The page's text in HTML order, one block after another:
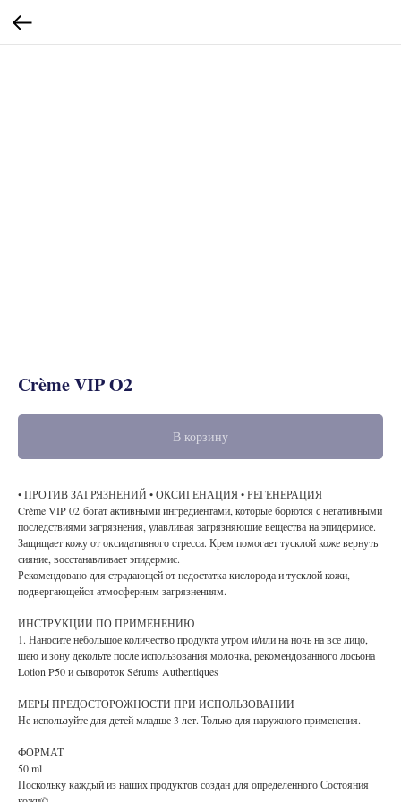
Crème VIP O2
В корзину
• ПРОТИВ ЗАГРЯЗНЕНИЙ • ОКСИГЕНАЦИЯ • РЕГЕНЕРАЦИЯ
Crème VIP 02 богат активными ингредиентами, которые борются с негативными
последствиями загрязнения, улавливая загрязняющие вещества на эпидермисе.
Защищает кожу от оксидативного стресса. Крем помогает тусклой коже вернуть
сияние, восстанавливает эпидермис.
Рекомендовано для страдающей от недостатка кислорода и тусклой кожи,
подвергающейся атмосферным загрязнениям.
ИНСТРУКЦИИ ПО ПРИМЕНЕНИЮ
1. Наносите небольшое количество продукта утром и/или на ночь на все лицо,
шею и зону декольте после использования молочка, рекомендованного лосьона
Lotion P50 и сывороток Sérums Authentiques
МЕРЫ ПРЕДОСТОРОЖНОСТИ ПРИ ИСПОЛЬЗОВАНИИ
Не используйте для детей младше 3 лет. Только для наружного применения.
ФОРМАТ
50 ml
Поскольку каждый из наших продуктов создан для определенного Состояния